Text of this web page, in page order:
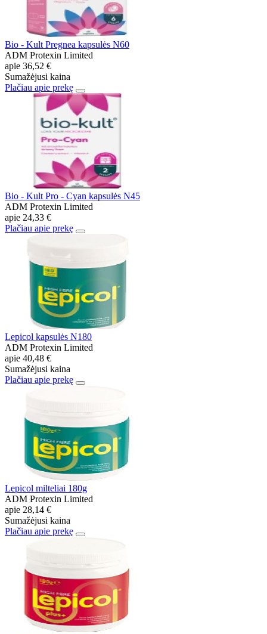
Bio - Kult Pregnea kapsulės N60
ADM Protexin Limited
apie 36,52 €
Sumažėjusi kaina
Plačiau apie prekę
Bio - Kult Pro - Cyan kapsulės N45
ADM Protexin Limited
apie 24,33 €
Plačiau apie prekę
Lepicol kapsulės N180
ADM Protexin Limited
apie 40,48 €
Sumažėjusi kaina
Plačiau apie prekę
Lepicol milteliai 180g
ADM Protexin Limited
apie 28,14 €
Sumažėjusi kaina
Plačiau apie prekę